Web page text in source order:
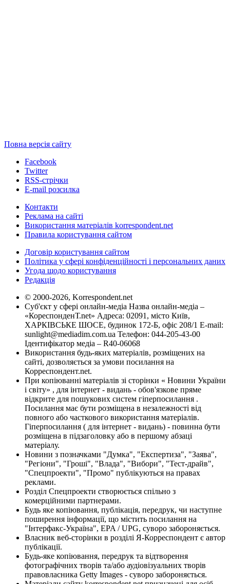
Повна версія сайту
Facebook
Twitter
RSS-стрічки
E-mail розсилка
Контакти
Реклама на сайті
Використання матеріалів korrespondent.net
Правила користування сайтом
Договір користування сайтом
Політика у сфері конфіденційності і персональних даних
Угода щодо користування
Редакція
© 2000-2026, Korrespondent.net
Суб'єкт у сфері онлайн-медіа Назва онлайн-медіа –
«КореспонденТ.net» Адреса: 02091, місто Київ,
ХАРКІВСЬКЕ ШОСЕ, будинок 172-Б, офіс 208/1 E-mail:
sunlight@mediadim.com.ua Телефон: 044-205-43-00
Ідентифікатор медіа – R40-06068
Використання будь-яких матеріалів, розміщених на
сайті, дозволяється за умови посилання на
Корреспондент.net.
При копіюванні матеріалів зі сторінки « Новини України
і світу» , для інтернет - видань - обов'язкове пряме
відкрите для пошукових систем гіперпосилання .
Посилання має бути розміщена в незалежності від
повного або часткового використання матеріалів.
Гіперпосилання ( для інтернет - видань) - повинна бути
розміщена в підзаголовку або в першому абзаці
матеріалу.
Новини з позначками "Думка", "Експертиза", "Заява",
"Регіони", "Гроші", "Влада", "Вибори", "Тест-драйв",
"Спецпроекти", "Промо" публікуються на правах
реклами.
Розділ Спецпроекти створюється спільно з
комерційними партнерами.
Будь яке копіювання, публікація, передрук, чи наступне
поширення інформації, що містить посилання на
"Інтерфакс-Україна", EPA / UPG, суворо забороняється.
Власник веб-сторінки в розділі Я-Корреспондент є автор
публікації.
Будь-яке копіювання, передрук та відтворення
фотографічних творів та/або аудіовізуальних творів
правовласника Getty Images - суворо забороняється.